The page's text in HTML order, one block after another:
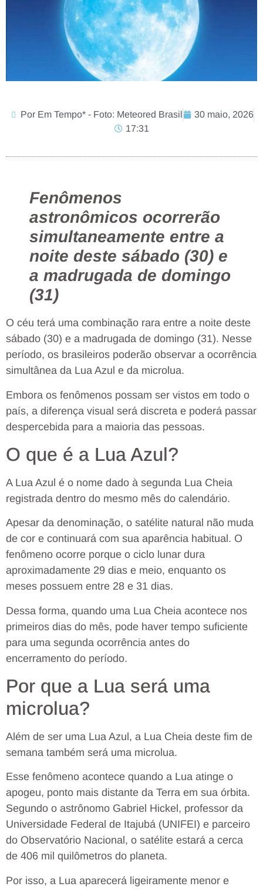
Por Em Tempo* - Foto: Meteored Brasil
30 maio, 2026
17:31
Fenômenos
astronômicos ocorrerão
simultaneamente entre a
noite deste sábado (30) e
a madrugada de domingo
(31)
O céu terá uma combinação rara entre a noite deste
sábado (30) e a madrugada de domingo (31). Nesse
período, os brasileiros poderão observar a ocorrência
simultânea da Lua Azul e da microlua.
Embora os fenômenos possam ser vistos em todo o
país, a diferença visual será discreta e poderá passar
despercebida para a maioria das pessoas.
O que é a Lua Azul?
A Lua Azul é o nome dado à segunda Lua Cheia
registrada dentro do mesmo mês do calendário.
Apesar da denominação, o satélite natural não muda
de cor e continuará com sua aparência habitual. O
fenômeno ocorre porque o ciclo lunar dura
aproximadamente 29 dias e meio, enquanto os
meses possuem entre 28 e 31 dias.
Dessa forma, quando uma Lua Cheia acontece nos
primeiros dias do mês, pode haver tempo suficiente
para uma segunda ocorrência antes do
encerramento do período.
Por que a Lua será uma
microlua?
Além de ser uma Lua Azul, a Lua Cheia deste fim de
semana também será uma microlua.
Esse fenômeno acontece quando a Lua atinge o
apogeu, ponto mais distante da Terra em sua órbita.
Segundo o astrônomo Gabriel Hickel, professor da
Universidade Federal de Itajubá (UNIFEI) e parceiro
do Observatório Nacional, o satélite estará a cerca
de 406 mil quilômetros do planeta.
Por isso, a Lua aparecerá ligeiramente menor e